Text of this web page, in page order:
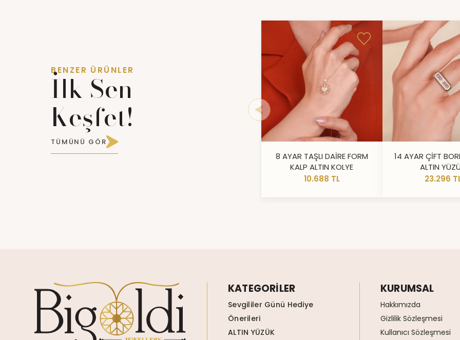
BENZER ÜRÜNLER
İlk Sen
Keşfet!
TÜMÜNÜ GÖR
8 AYAR TAŞLI DAİRE FORM
KALP ALTIN KOLYE
10.688 TL
14 AYAR ÇİFT
ALTIN
23.296
KATEGORİLER
Sevgililer Günü Hediye
Önerileri
ALTIN YÜZÜK
KURUMSAL
Hakkımızda
Gizlilik Sözleşmesi
Kullanıcı Sözleşmesi